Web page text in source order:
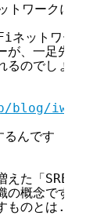
トワークにつ
ットワークに
、一足先にご
るのでしょうか
るんです ～
えた「SRE」と
の概念です。
のとは...